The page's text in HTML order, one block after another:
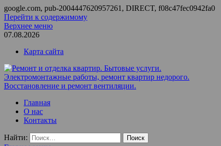
google.com, pub-2004447620957261, DIRECT, f08c47fec0942fa0
Перейти к содержимому
Верхнее меню
07.08.2026
Карта сайта
Ремонт и отделка квартир. Бытовые услуги.
Электромонтажные работы, ремонт квартир недорого.
Восстановление и ремонт вентиляции.
ООО Домус — ремонт квартир, обслуживание и ремонт
вентиляции, монтаж систем приточной вентиляции.
Главная
О нас
Контакты
Найти: